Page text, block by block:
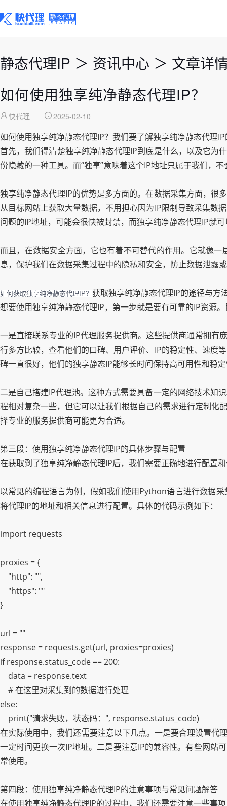
静态代理IP ＞ 资讯中心 ＞ 文章详
如何使用独享纯净静态代理IP？
快代理 2025-02-10
如何使用独享纯净静态代理IP？我们要了解独享纯净静态代理
首先，我们得清楚独享纯净静态代理IP到底是什么，以及它为
份隐藏的一种工具。而“独享”意味着这个IP地址只属于我们，
独享纯净静态代理IP的优势是多方面的。在数据采集方面，很
从目标网站上获取大量数据，不用担心因为IP限制导致采集数
问题的IP地址，可能会很快被封禁，而独享纯净静态代理IP就
而且，在数据安全方面，它也有着不可替代的作用。它就像
息，保护我们在数据采集过程中的隐私和安全，防止数据泄露
如何获取独享纯净静态代理IP？ 获取独享纯净静态代理IP的途径与方
想要使用独享纯净静态代理IP，第一步就是要有可靠的IP资源
一是直接联系专业的IP代理服务提供商。这些提供商通常拥有
行多方比较，查看他们的口碑、用户评价、IP的稳定性、速度
碑一直很好，他们的独享静态IP能够长时间保持高可用性和稳
二是自己搭建IP代理池。这种方式需要具备一定的网络技术知
程相对复杂一些，但它可以让我们根据自己的需求进行定制化
择专业的服务提供商可能更为合适。
第三段：使用独享纯净静态代理IP的具体步骤与配置
在获取到了独享纯净静态代理IP后，我们需要正确地进行配置
以常见的编程语言为例，假如我们使用Python语言进行数据
将代理IP的地址和相关信息进行配置。具体的代码示例如下：
import requests
proxies = {
"http": "",
"https": ""
}
url = ""
response = requests.get(url, proxies=proxies)
if response.status_code == 200:
data = response.text
# 在这里对采集到的数据进行处理
else:
print("请求失败，状态码：", response.status_code)
在实际使用中，我们还需要注意以下几点。一是要合理设置代
一定时间更换一次IP地址。二是要注意IP的兼容性。有些网站
常使用。
第四段：使用独享纯净静态代理IP的注意事项与常见问题解答
在使用独享纯净静态代理IP的过程中，我们还需要注意一些事